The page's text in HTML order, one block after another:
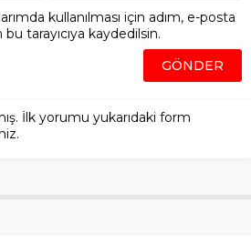
kullanılması için adım, e-posta
tarayıcıya kaydedilsin.
İlk yorumu yukarıdaki form